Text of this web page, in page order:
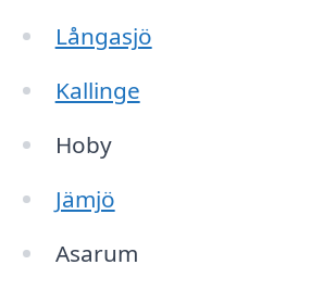
Långasjö
Kallinge
Hoby
Jämjö
Asarum